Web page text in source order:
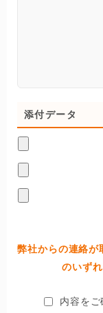
添付データ
弊社からの連絡
のいず
内容をご